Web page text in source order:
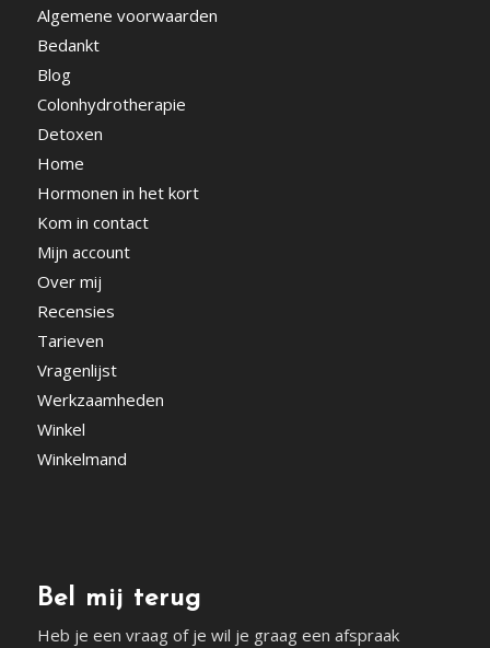
Algemene voorwaarden
Bedankt
Blog
Colonhydrotherapie
Detoxen
Home
Hormonen in het kort
Kom in contact
Mijn account
Over mij
Recensies
Tarieven
Vragenlijst
Werkzaamheden
Winkel
Winkelmand
Bel mij terug
Heb je een vraag of je wil je graag een afspraak